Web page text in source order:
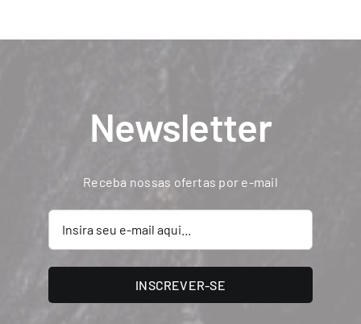
Newsletter
Receba nossas ofertas por e-mail
INSCREVER-SE